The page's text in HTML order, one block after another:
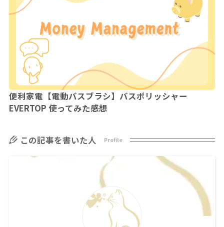
便利家電【電動バスブラシ】バスポリッシャー
EVERTOP 使ってみた感想
この記事を書いた人 Profile